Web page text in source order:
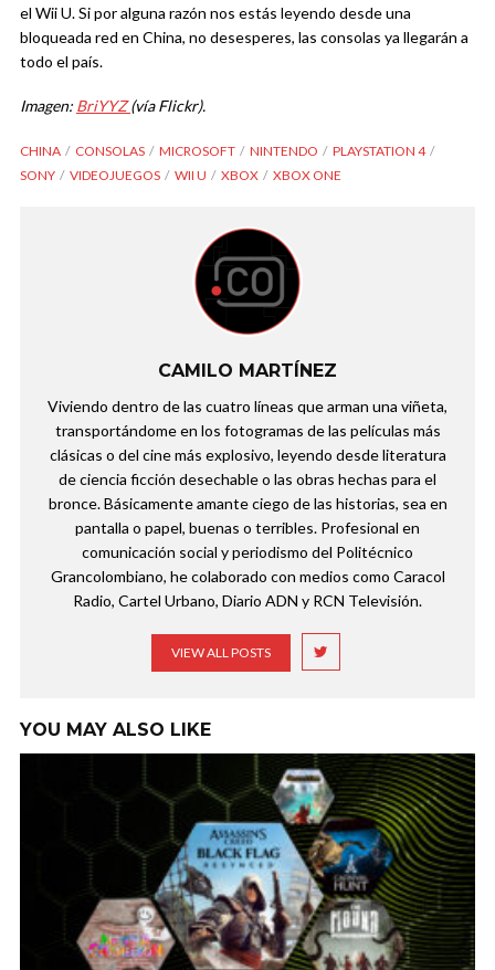
el Wii U. Si por alguna razón nos estás leyendo desde una
bloqueada red en China, no desesperes, las consolas ya llegarán a
todo el país.
Imagen: BriYYZ(vía Flickr).
CHINA CONSOLAS MICROSOFT NINTENDO
PLAYSTATION 4
SONY
VIDEOJUEGOS WII U XBOX XBOX ONE
CAMILO MARTÍNEZ
Viviendo dentro de las cuatro líneas que arman una viñeta,
transportándome en los fotogramas de las películas más
clásicas o del cine más explosivo, leyendo desde literatura
de ciencia ficción desechable o las obras hechas para el
bronce. Básicamente amante ciego de las historias, sea en
pantalla o papel, buenas o terribles. Profesional en
comunicación social y periodismo del Politécnico
Grancolombiano, he colaborado con medios como Caracol
Radio, Cartel Urbano, Diario ADN y RCN Televisión.
VIEW ALL POSTS
YOU MAY ALSO LIKE